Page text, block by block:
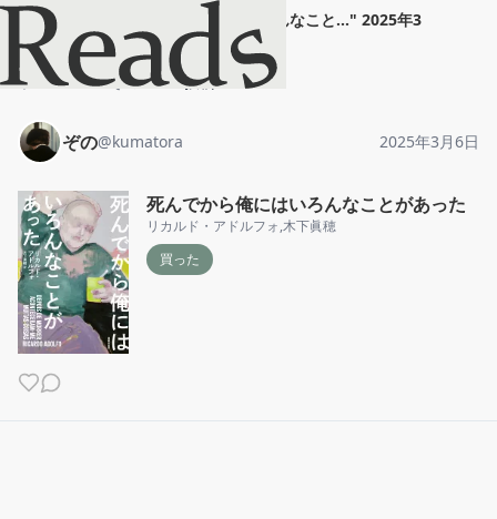
死んでから俺にはいろんなこと..." 2025年3
月6日
ホーム
ぞの 投稿
ぞの@kumatora 2025年3月6日
死んでから俺にはいろんなことがあった
リカルド・アドルフォ,木下眞穂
買った